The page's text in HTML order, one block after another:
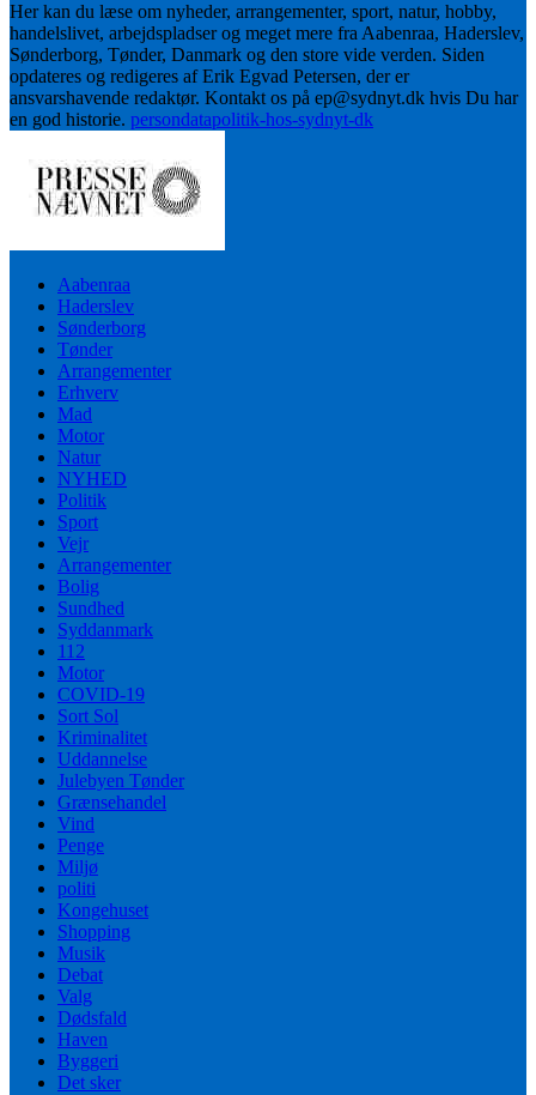
Her kan du læse om nyheder, arrangementer, sport, natur, hobby,
handelslivet, arbejdspladser og meget mere fra Aabenraa, Haderslev,
Sønderborg, Tønder, Danmark og den store vide verden. Siden
opdateres og redigeres af Erik Egvad Petersen, der er
ansvarshavende redaktør. Kontakt os på ep@sydnyt.dk hvis Du har
en god historie. persondatapolitik-hos-sydnyt-dk
Aabenraa
Haderslev
Sønderborg
Tønder
Arrangementer
Erhverv
Mad
Motor
Natur
NYHED
Politik
Sport
Vejr
Arrangementer
Bolig
Sundhed
Syddanmark
112
Motor
COVID-19
Sort Sol
Kriminalitet
Uddannelse
Julebyen Tønder
Grænsehandel
Vind
Penge
Miljø
politi
Kongehuset
Shopping
Musik
Debat
Valg
Dødsfald
Haven
Byggeri
Det sker